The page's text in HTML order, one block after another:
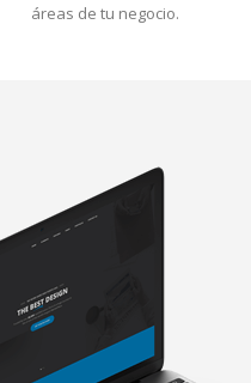
áreas de tu negocio.